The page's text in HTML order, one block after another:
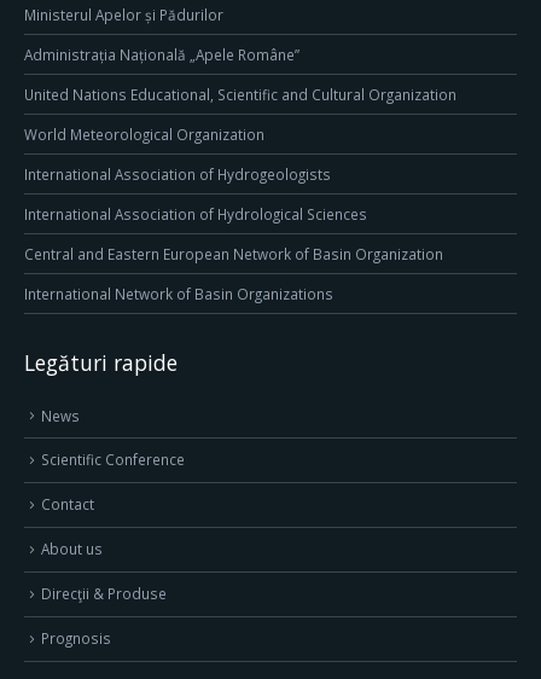
Ministerul Apelor și Pădurilor
Administrația Națională „Apele Române”
United Nations Educational, Scientific and Cultural Organization
World Meteorological Organization
International Association of Hydrogeologists
International Association of Hydrological Sciences
Central and Eastern European Network of Basin Organization
International Network of Basin Organizations
Legături rapide
News
Scientific Conference
Contact
About us
Direcţii & Produse
Prognosis